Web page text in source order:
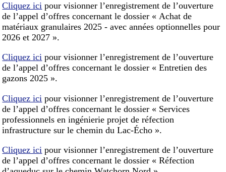
Cliquez ici pour visionner l’enregistrement de l’ouverture
de l’appel d’offres concernant le dossier « Achat de
matériaux granulaires 2025 - avec années optionnelles pour
2026 et 2027 ».
Cliquez ici pour visionner l’enregistrement de l’ouverture
de l’appel d’offres concernant le dossier « Entretien des
gazons 2025 ».
Cliquez ici pour visionner l’enregistrement de l’ouverture
de l’appel d’offres concernant le dossier « Services
professionnels en ingénierie projet de réfection
infrastructure sur le chemin du Lac-Écho ».
Cliquez ici pour visionner l’enregistrement de l’ouverture
de l’appel d’offres concernant le dossier « Réfection